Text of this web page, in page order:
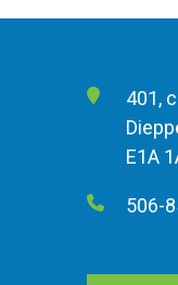
401,
E1A
506-